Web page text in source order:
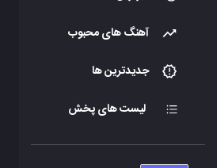
آهنگ های محبوب
جدیدترین ها
لیست های پخش